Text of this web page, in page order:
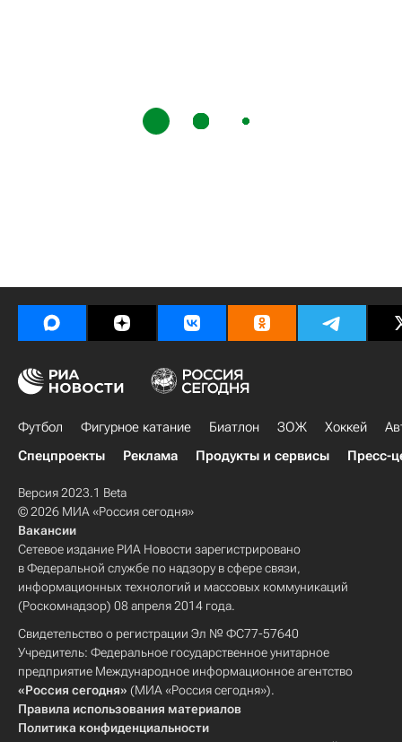
Футбол Фигурное катание Биатлон ЗОЖ Хоккей
Спецпроекты
Реклама Продукты и сервисы Пресс-
Версия 2023.1 Beta
© 2026 МИА «Россия сегодня»
Вакансии
Сетевое издание РИА Новости зарегистрировано
в Федеральной службе по надзору в сфере связи,
информационных технологий и массовых коммуникаций
(Роскомнадзор) 08 апреля 2014 года.
Свидетельство о регистрации Эл № ФС77-57640
Учредитель: Федеральное государственное унитарное
предприятие Международное информационное агентство
«Россия сегодня» (МИА «Россия сегодня»).
Правила использования материалов
Политика конфиденциальности